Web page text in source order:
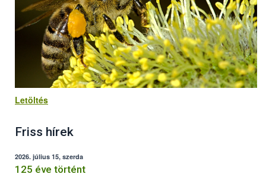
Letöltés
Friss hírek
2026. július 15, szerda
125 éve történt